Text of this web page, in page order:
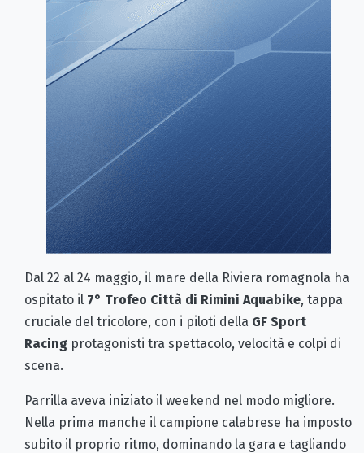
Dal 22 al 24 maggio, il mare della Riviera romagnola ha
ospitato il 7° Trofeo Città di Rimini Aquabike, tappa
cruciale del tricolore, con i piloti della GF Sport
Racing protagonisti tra spettacolo, velocità e colpi di
scena.
Parrilla aveva iniziato il weekend nel modo migliore.
Nella prima manche il campione calabrese ha imposto
subito il proprio ritmo, dominando la gara e tagliando